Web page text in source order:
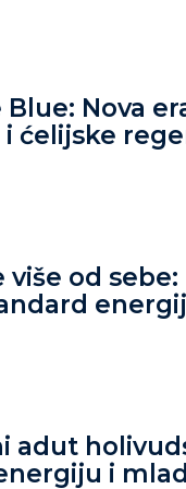
Nova
ćelijske
više od sebe:
adut
i